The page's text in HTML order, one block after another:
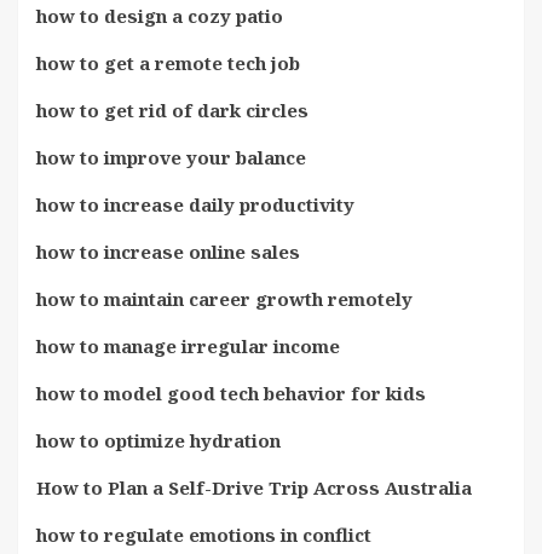
how to design a cozy patio
how to get a remote tech job
how to get rid of dark circles
how to improve your balance
how to increase daily productivity
how to increase online sales
how to maintain career growth remotely
how to manage irregular income
how to model good tech behavior for kids
how to optimize hydration
How to Plan a Self-Drive Trip Across Australia
how to regulate emotions in conflict